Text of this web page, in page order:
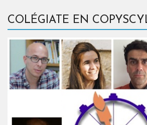
COLÉGIATE EN